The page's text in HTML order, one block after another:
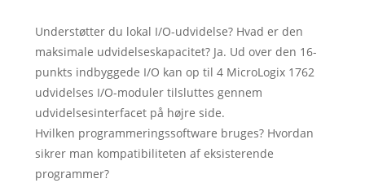
Understøtter du lokal I/O-udvidelse? Hvad er den
maksimale udvidelseskapacitet? Ja. Ud over den 16-
punkts indbyggede I/O kan op til 4 MicroLogix 1762
udvidelses I/O-moduler tilsluttes gennem
udvidelsesinterfacet på højre side.
Hvilken programmeringssoftware bruges? Hvordan
sikrer man kompatibiliteten af ​​eksisterende
programmer?